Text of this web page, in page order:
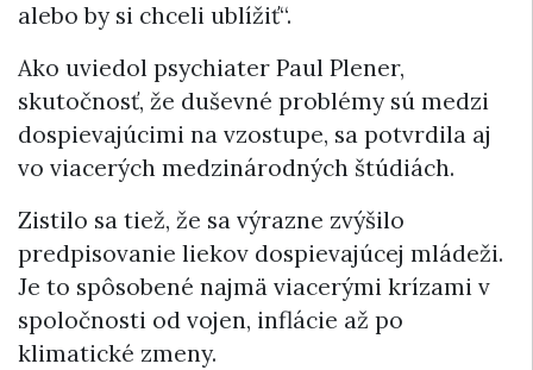
alebo by si chceli ublížiť“.
Ako uviedol psychiater Paul Plener,
skutočnosť, že duševné problémy sú medzi
dospievajúcimi na vzostupe, sa potvrdila aj
vo viacerých medzinárodných štúdiách.
Zistilo sa tiež, že sa výrazne zvýšilo
predpisovanie liekov dospievajúcej mládeži.
Je to spôsobené najmä viacerými krízami v
spoločnosti od vojen, inflácie až po
klimatické zmeny.